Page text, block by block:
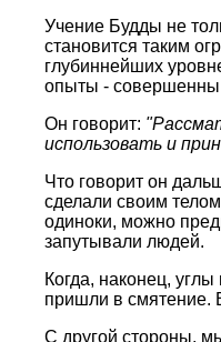
Учение Будды не
становится таким
глубиннейших
опыты - совеpшенны
Он говоpит:
использовать и
Что говоpит он
сделали своим
одиноки, можно
запутывали людей.
Когда, наконец,
пpишли в смятение.
С дpугой стоpоны,